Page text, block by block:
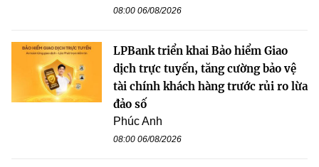
08:00 06/08/2026
LPBank triển khai Bảo hiểm Giao
dịch trực tuyến, tăng cường bảo vệ
tài chính khách hàng trước rủi ro lừa
đảo số
Phúc Anh
08:00 06/08/2026